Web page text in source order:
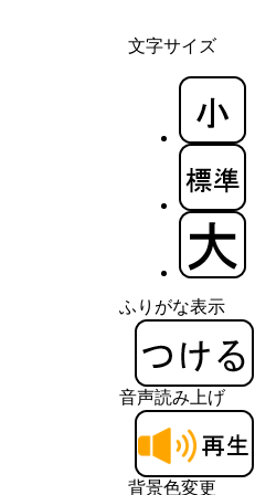
文字サイズ
ふりがな表示
音声読み上げ
背景色変更